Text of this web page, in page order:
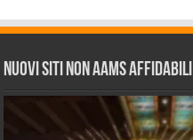
Nuovi siti non AAMS affidabili